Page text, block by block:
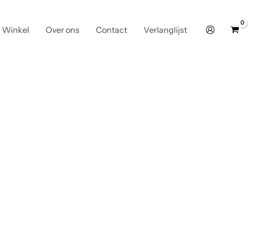
Winkel Over ons Contact Verlanglijst